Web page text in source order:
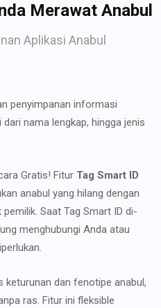
Merawat Anabul
Aplikasi Anabul
penyimpanan informasi
nama lengkap, hingga jenis
Gratis! Fitur Tag Smart ID
anabul yang hilang dengan
Saat Tag Smart ID di-
menghubungi Anda atau
keturunan dan fenotipe anabul,
ras. Fitur ini fleksible